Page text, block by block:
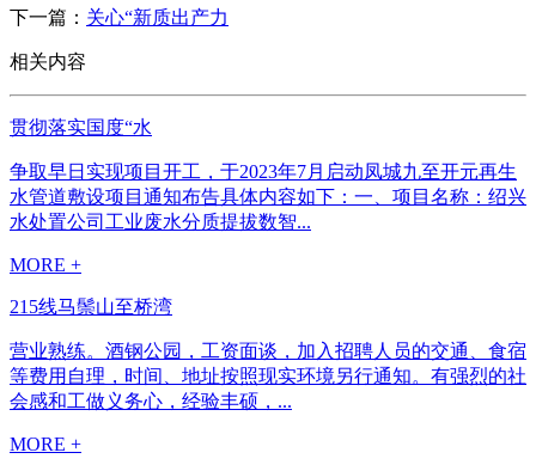
下一篇： 关心“新质出产力
相关内容
贯彻落实国度“水
争取早日实现项目开工，于2023年7月启动凤城九至开元再生
水管道敷设项目通知布告具体内容如下：一、项目名称：绍兴
水处置公司工业废水分质提拔数智...
MORE +
215线马鬃山至桥湾
营业熟练。酒钢公园，工资面谈，加入招聘人员的交通、食宿
等费用自理，时间、地址按照现实环境另行通知。有强烈的社
会感和工做义务心，经验丰硕，...
MORE +